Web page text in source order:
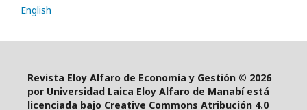
English
Revista Eloy Alfaro de Economía y Gestión © 2026
por Universidad Laica Eloy Alfaro de Manabí está
licenciada bajo Creative Commons Atribución 4.0